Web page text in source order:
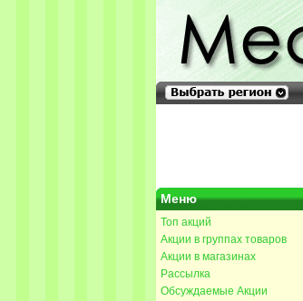
Меню
Топ акций
Акции в группах товаров
Акции в магазинах
Рассылка
Обсуждаемые Акции